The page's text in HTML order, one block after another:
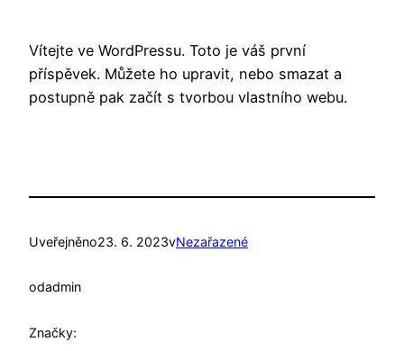
Vítejte ve WordPressu. Toto je váš první
příspěvek. Můžete ho upravit, nebo smazat a
postupně pak začít s tvorbou vlastního webu.
Uveřejněno23. 6. 2023vNezařazené
odadmin
Značky: